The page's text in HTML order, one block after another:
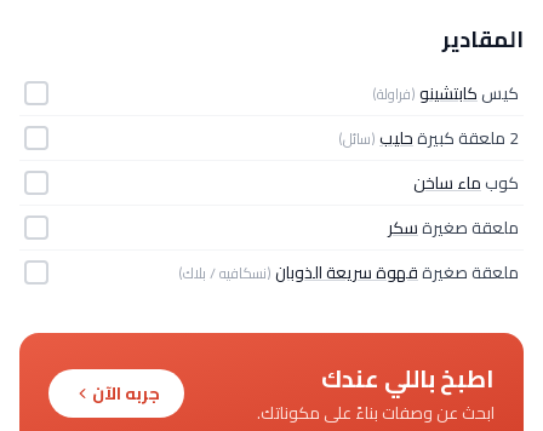
المقادير
كيسكابتشينو(فراولة)
2 ملعقة كبيرة حليب(سائل)
كوبماء ساخن
ملعقة صغيرةسكر
ملعقة صغيرةقهوة سريعة الذوبان(نسكافيه / بلاك)
اطبخ باللي عندك
ابحث عن وصفات بناءً على مكوناتك.
جربه الآن